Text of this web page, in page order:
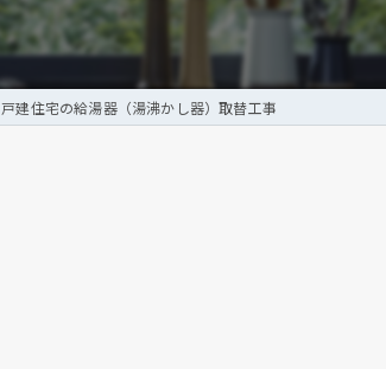
建住宅の給湯器（湯沸かし器）取替工事